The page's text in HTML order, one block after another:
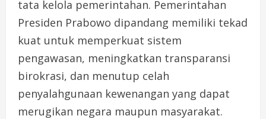
tata kelola pemerintahan. Pemerintahan
Presiden Prabowo dipandang memiliki tekad
kuat untuk memperkuat sistem
pengawasan, meningkatkan transparansi
birokrasi, dan menutup celah
penyalahgunaan kewenangan yang dapat
merugikan negara maupun masyarakat.